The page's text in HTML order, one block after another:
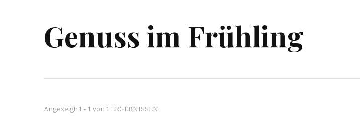
Genuss im Frühling
Angezeigt: 1 - 1 von 1 ERGEBNISSEN